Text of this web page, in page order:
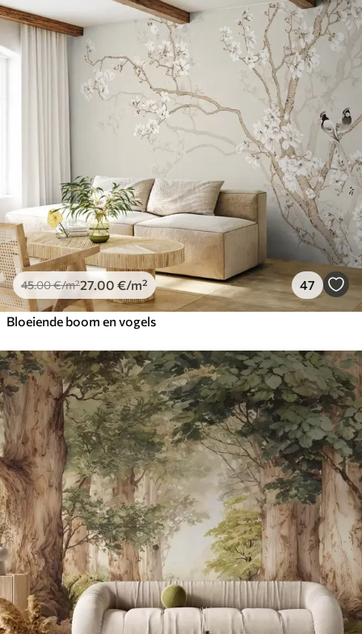
45.00€/m²27.00 €/m² 47
Bloeiende boom en vogels